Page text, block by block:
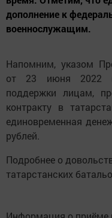
дополнение к
военнослужащим.
Напомним, указом
от 23 июня 2022
поддержки лицам,
контракту в
единовременная
рублей.
Подробнее о
татарстанских